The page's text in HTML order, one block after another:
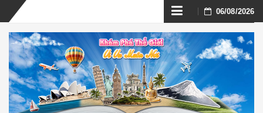
Skip
to
content
06/08/2026